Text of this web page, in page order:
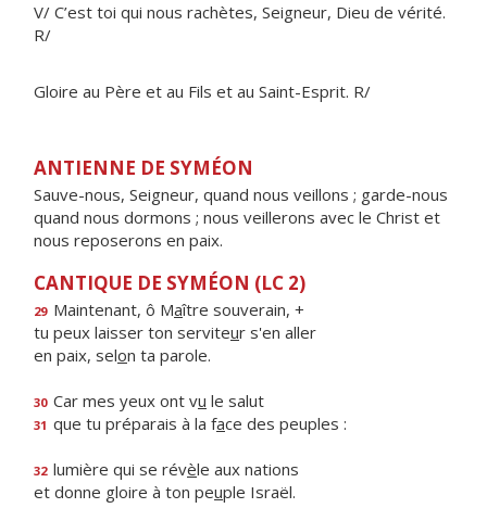
V/ C’est toi qui nous rachètes, Seigneur, Dieu de vérité.
R/
Gloire au Père et au Fils et au Saint-Esprit. R/
ANTIENNE DE SYMÉON
Sauve-nous, Seigneur, quand nous veillons ; garde-nous
quand nous dormons ; nous veillerons avec le Christ et
nous reposerons en paix.
CANTIQUE DE SYMÉON (LC 2)
29 Maintenant, ô Maître souverain, +
tu peux laisser ton serviteur s'en aller
en paix, selon ta parole.
30 Car mes yeux ont vu le salut
31 que tu préparais à la face des peuples :
32 lumière qui se révèle aux nations
et donne gloire à ton peuple Israël.